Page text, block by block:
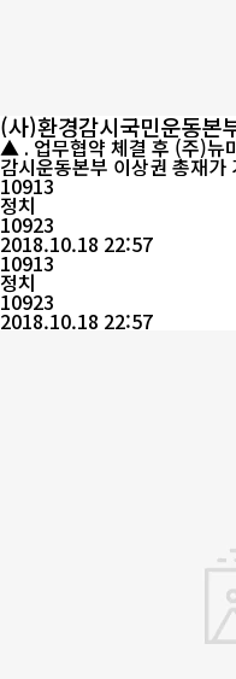
(사)환경감시국민운동본
래 관련 업무협약 체결
▲ . 업무협약 체결 후 (주)뉴
감시운동본부 이상권 총재가 기
이] (사)환경감시국민운동본
(회장 이창열)와 18일 3시 서
((사)한국언론사협회 연합취
업무협약을 체결했다고 밝혔다. 에코인(Eco-in)은 환경감시재
MF) 산하 세계탄소...
10913
정치
10923
2018.10.18 22:57
10913
정치
10923
2018.10.18 22:57